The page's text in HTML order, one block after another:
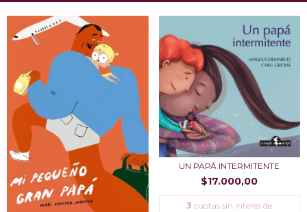
UN PAPÁ INTERMITENTE
$17.000,00
3 cuotas sin interés de